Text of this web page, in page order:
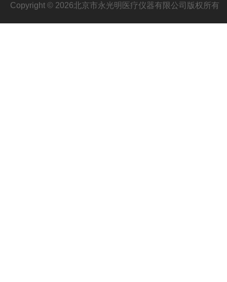
Copyright © 2026北京市永光明医疗仪器有限公司版权所有